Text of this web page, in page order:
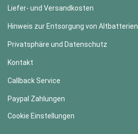
Liefer- und Versandkosten
Hinweis zur Entsorgung von Altbatterien
Privatsphäre und Datenschutz
Kontakt
Callback Service
Paypal Zahlungen
Cookie Einstellungen